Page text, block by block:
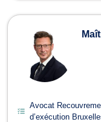
Avocat
d’exécution